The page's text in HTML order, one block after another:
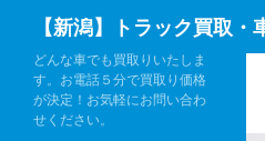
【新潟】トラック買取
どんな車でも買取りいたしま
す。お電話５分で買取り価格
が決定！お気軽にお問い合わ
せください。